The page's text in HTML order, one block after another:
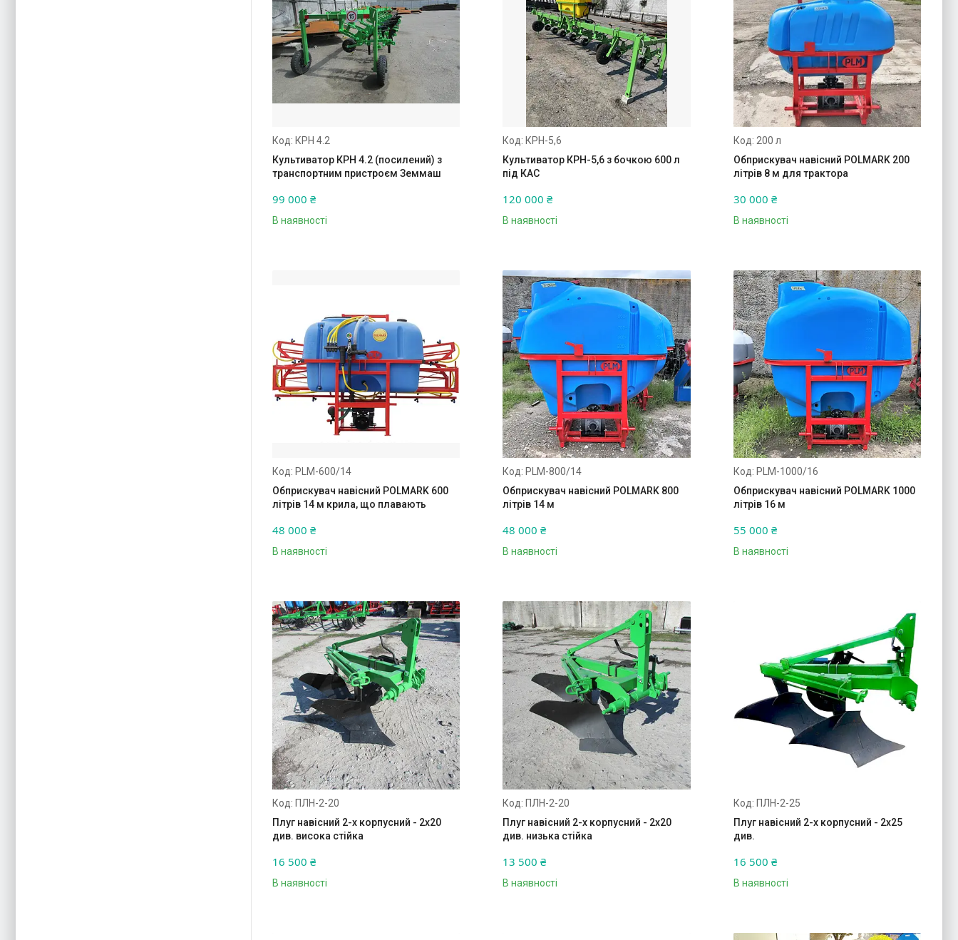
КРН 4.2
Культиватор КРН 4.2 (посилений) з
транспортним пристроєм Земмаш
99 000 ₴
В наявності
КРН-5,6
Культиватор КРН-5,6 з бочкою 600 л
під КАС
120 000 ₴
В наявності
200 л
Обприскувач навісний POLMARK 200
літрів 8 м для трактора
30 000 ₴
В наявності
PLM-600/14
Обприскувач навісний POLMARK 600
літрів 14 м крила, що плавають
48 000 ₴
В наявності
PLM-800/14
Обприскувач навісний POLMARK 800
літрів 14 м
48 000 ₴
В наявності
PLM-1000/16
Обприскувач навісний POLMARK 1000
літрів 16 м
55 000 ₴
В наявності
ПЛН-2-20
Плуг навісний 2-х корпусний - 2х20
див. висока стійка
16 500 ₴
В наявності
ПЛН-2-20
Плуг навісний 2-х корпусний - 2х20
див. низька стійка
13 500 ₴
В наявності
ПЛН-2-25
Плуг навісний 2-х корпусний - 2х25
див.
16 500 ₴
В наявності